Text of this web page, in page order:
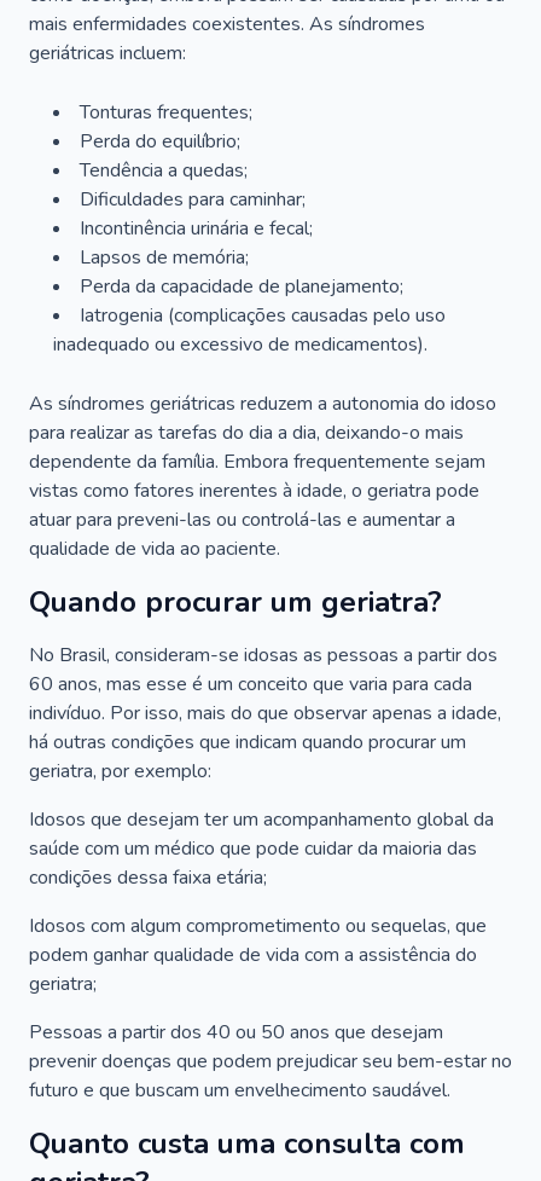
mais enfermidades coexistentes. As síndromes
geriátricas incluem:
Tonturas frequentes;
Perda do equilíbrio;
Tendência a quedas;
Dificuldades para caminhar;
Incontinência urinária e fecal;
Lapsos de memória;
Perda da capacidade de planejamento;
Iatrogenia (complicações causadas pelo uso
inadequado ou excessivo de medicamentos).
As síndromes geriátricas reduzem a autonomia do idoso
para realizar as tarefas do dia a dia, deixando-o mais
dependente da família. Embora frequentemente sejam
vistas como fatores inerentes à idade, o geriatra pode
atuar para preveni-las ou controlá-las e aumentar a
qualidade de vida ao paciente.
Quando procurar um geriatra?
No Brasil, consideram-se idosas as pessoas a partir dos
60 anos, mas esse é um conceito que varia para cada
indivíduo. Por isso, mais do que observar apenas a idade,
há outras condições que indicam quando procurar um
geriatra, por exemplo:
Idosos que desejam ter um acompanhamento global da
saúde com um médico que pode cuidar da maioria das
condições dessa faixa etária;
Idosos com algum comprometimento ou sequelas, que
podem ganhar qualidade de vida com a assistência do
geriatra;
Pessoas a partir dos 40 ou 50 anos que desejam
prevenir doenças que podem prejudicar seu bem-estar no
futuro e que buscam um envelhecimento saudável.
Quanto custa uma consulta com